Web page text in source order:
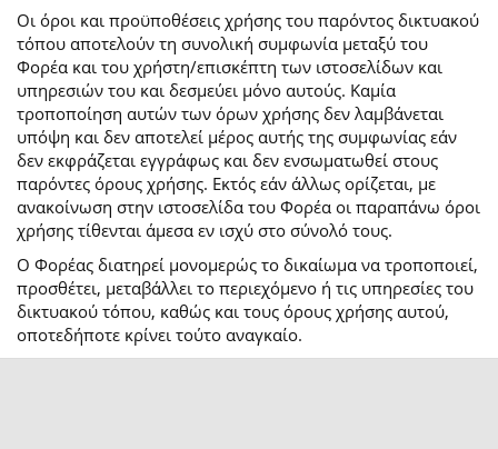
Οι όροι και προϋποθέσεις χρήσης του παρόντος δικτυακού
τόπου αποτελούν τη συνολική συμφωνία μεταξύ του
Φορέα και του χρήστη/επισκέπτη των ιστοσελίδων και
υπηρεσιών του και δεσμεύει μόνο αυτούς. Καμία
τροποποίηση αυτών των όρων χρήσης δεν λαμβάνεται
υπόψη και δεν αποτελεί μέρος αυτής της συμφωνίας εάν
δεν εκφράζεται εγγράφως και δεν ενσωματωθεί στους
παρόντες όρους χρήσης. Εκτός εάν άλλως ορίζεται, με
ανακοίνωση στην ιστοσελίδα του Φορέα οι παραπάνω όροι
χρήσης τίθενται άμεσα εν ισχύ στο σύνολό τους.
Ο Φορέας διατηρεί μονομερώς το δικαίωμα να τροποποιεί,
προσθέτει, μεταβάλλει το περιεχόμενο ή τις υπηρεσίες του
δικτυακού τόπου, καθώς και τους όρους χρήσης αυτού,
οποτεδήποτε κρίνει τούτο αναγκαίο.